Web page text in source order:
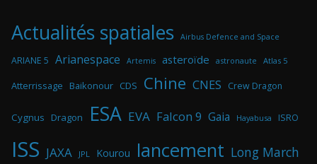
Actualités spatiales Airbus Defence and Space
ARIANE 5 Arianespace Artemis asteroïde astronaute Atlas 5
Atterrissage Baikonour CDS Chine CNES Crew Dragon
Cygnus Dragon ESA EVA Falcon 9 Gaia Hayabusa ISRO
ISS JAXA JPL Kourou lancement Long March